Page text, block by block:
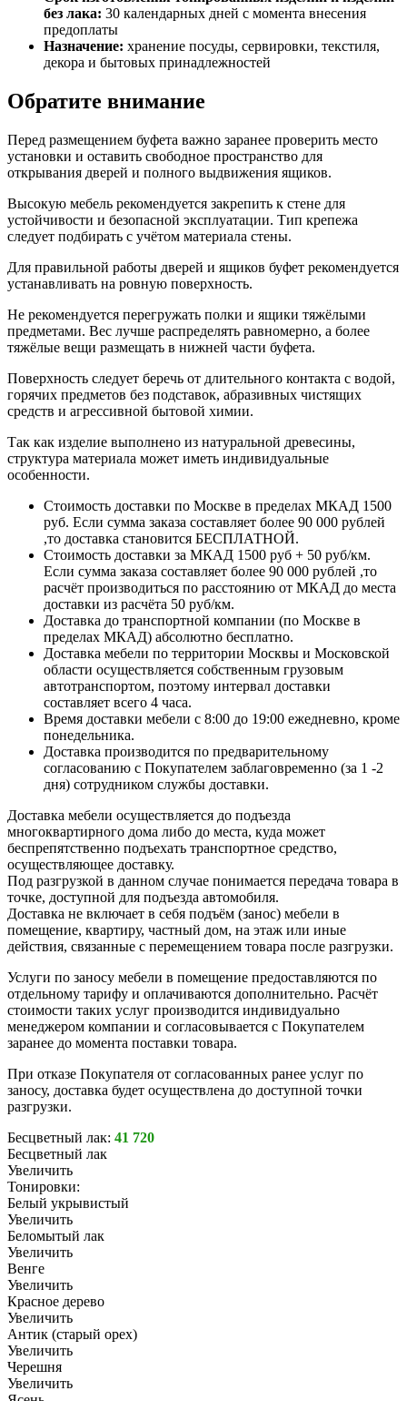
без лака: 30 календарных дней с момента внесения
предоплаты
Назначение: хранение посуды, сервировки, текстиля,
декора и бытовых принадлежностей
Обратите внимание
Перед размещением буфета важно заранее проверить место
установки и оставить свободное пространство для
открывания дверей и полного выдвижения ящиков.
Высокую мебель рекомендуется закрепить к стене для
устойчивости и безопасной эксплуатации. Тип крепежа
следует подбирать с учётом материала стены.
Для правильной работы дверей и ящиков буфет рекомендуется
устанавливать на ровную поверхность.
Не рекомендуется перегружать полки и ящики тяжёлыми
предметами. Вес лучше распределять равномерно, а более
тяжёлые вещи размещать в нижней части буфета.
Поверхность следует беречь от длительного контакта с водой,
горячих предметов без подставок, абразивных чистящих
средств и агрессивной бытовой химии.
Так как изделие выполнено из натуральной древесины,
структура материала может иметь индивидуальные
особенности.
Стоимость доставки по Москве в пределах МКАД 1500
руб. Если сумма заказа составляет более 90 000 рублей
,то доставка становится БЕСПЛАТНОЙ.
Стоимость доставки за МКАД 1500 руб + 50 руб/км.
Если сумма заказа составляет более 90 000 рублей ,то
расчёт производиться по расстоянию от МКАД до места
доставки из расчёта 50 руб/км.
Доставка до транспортной компании (по Москве в
пределах МКАД) абсолютно бесплатно.
Доставка мебели по территории Москвы и Московской
области осуществляется собственным грузовым
автотранспортом, поэтому интервал доставки
составляет всего 4 часа.
Время доставки мебели с 8:00 до 19:00 ежедневно, кроме
понедельника.
Доставка производится по предварительному
согласованию с Покупателем заблаговременно (за 1 -2
дня) сотрудником службы доставки.
Доставка мебели осуществляется до подъезда
многоквартирного дома либо до места, куда может
беспрепятственно подъехать транспортное средство,
осуществляющее доставку.
Под разгрузкой в данном случае понимается передача товара в
точке, доступной для подъезда автомобиля.
Доставка не включает в себя подъём (занос) мебели в
помещение, квартиру, частный дом, на этаж или иные
действия, связанные с перемещением товара после разгрузки.
Услуги по заносу мебели в помещение предоставляются по
отдельному тарифу и оплачиваются дополнительно. Расчёт
стоимости таких услуг производится индивидуально
менеджером компании и согласовывается с Покупателем
заранее до момента поставки товара.
При отказе Покупателя от согласованных ранее услуг по
заносу, доставка будет осуществлена до доступной точки
разгрузки.
Бесцветный лак: 41 720
Бесцветный лак
Увеличить
Тонировки:
Белый укрывистый
Увеличить
Беломытый лак
Увеличить
Венге
Увеличить
Красное дерево
Увеличить
Антик (старый орех)
Увеличить
Черешня
Увеличить